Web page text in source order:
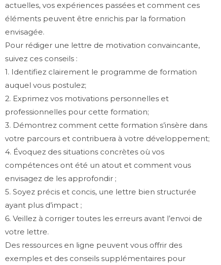
actuelles, vos expériences passées et comment ces
éléments peuvent être enrichis par la formation
envisagée.
Pour rédiger une lettre de motivation convaincante,
suivez ces conseils :
1. Identifiez clairement le programme de formation
auquel vous postulez;
2. Exprimez vos motivations personnelles et
professionnelles pour cette formation;
3. Démontrez comment cette formation s’insère dans
votre parcours et contribuera à votre développement;
4. Évoquez des situations concrètes où vos
compétences ont été un atout et comment vous
envisagez de les approfondir ;
5. Soyez précis et concis, une lettre bien structurée
ayant plus d’impact ;
6. Veillez à corriger toutes les erreurs avant l’envoi de
votre lettre.
Des ressources en ligne peuvent vous offrir des
exemples et des conseils supplémentaires pour